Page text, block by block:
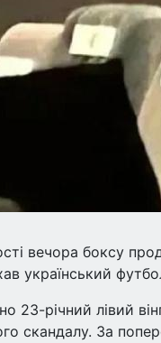
вечора боксу
український
23-річний лівий
скандалу. За